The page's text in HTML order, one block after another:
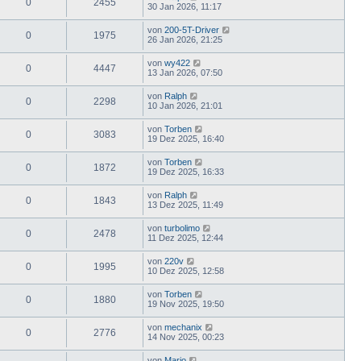
30 Jan 2026, 11:17
0 1975 von 200-5T-Driver
26 Jan 2026, 21:25
0 4447 von wy422
13 Jan 2026, 07:50
0 2298 von Ralph
10 Jan 2026, 21:01
0 3083 von Torben
19 Dez 2025, 16:40
0 1872 von Torben
19 Dez 2025, 16:33
0 1843 von Ralph
13 Dez 2025, 11:49
0 2478 von turbolimo
11 Dez 2025, 12:44
0 1995 von 220v
10 Dez 2025, 12:58
0 1880 von Torben
19 Nov 2025, 19:50
0 2776 von mechanix
14 Nov 2025, 00:23